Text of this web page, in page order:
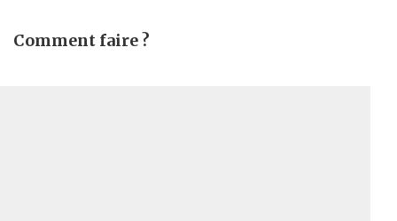
Comment faire ?